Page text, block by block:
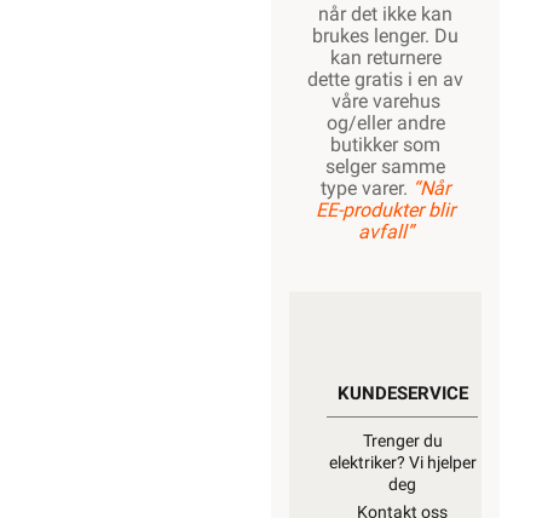
når det ikke kan
brukes lenger. Du
kan returnere
dette gratis i en av
våre varehus
og/eller andre
butikker som
selger samme
type varer. “Når
EE-produkter blir
avfall”
KUNDESERVICE
Trenger du
elektriker? Vi hjelper
deg
Kontakt oss